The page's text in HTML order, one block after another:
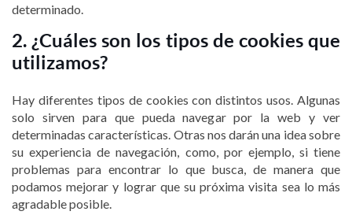
determinado.
2. ¿Cuáles son los tipos de cookies que
utilizamos?
Hay diferentes tipos de cookies con distintos usos. Algunas
solo sirven para que pueda navegar por la web y ver
determinadas características. Otras nos darán una idea sobre
su experiencia de navegación, como, por ejemplo, si tiene
problemas para encontrar lo que busca, de manera que
podamos mejorar y lograr que su próxima visita sea lo más
agradable posible.